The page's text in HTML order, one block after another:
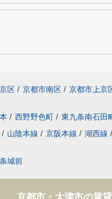
区 / 京都市南区 / 京都市上京
/ 西野野色町 / 東九条南石田
/ 山陰本線 / 京阪本線 / 湖西線 /
城前
京都市・大津市の賃